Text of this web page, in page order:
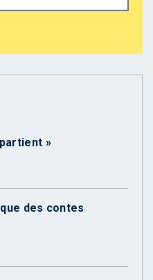
»
des contes